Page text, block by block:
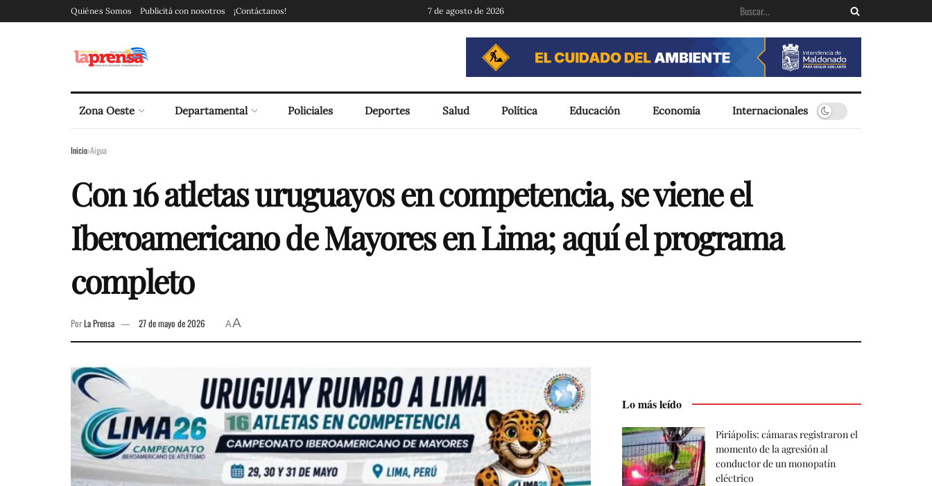
Quiénes Somos Publicitá con nosotros ¡Contáctanos! 7 de agosto de 2026
Zona Oeste Departamental Policiales Deportes Salud Política Educación Economía Internacionales
Inicio Aigua
Con 16 atletas uruguayos en competencia, se viene el
Iberoamericano de Mayores en Lima; aquí el programa
completo
PorLa Prensa 27 de mayo de 2026 AA
Lo más leído
Piriápolis: cámaras registraron el
momento de la agresión al
conductor de un monopatín
eléctrico